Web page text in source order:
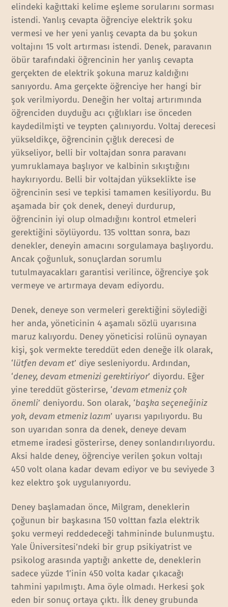
elindeki kağıttaki kelime eşleme sorularını sorması
istendi. Yanlış cevapta öğrenciye elektrik şoku
vermesi ve her yeni yanlış cevapta da bu şokun
voltajını 15 volt artırması istendi. Denek, paravanın
öbür tarafındaki öğrencinin her yanlış cevapta
gerçekten de elektrik şokuna maruz kaldığını
sanıyordu. Ama gerçekte öğrenciye her hangi bir
şok verilmiyordu. Deneğin her voltaj artırımında
öğrenciden duyduğu acı çığlıkları ise önceden
kaydedilmişti ve teypten çalınıyordu. Voltaj derecesi
yükseldikçe, öğrencinin çığlık derecesi de
yükseliyor, belli bir voltajdan sonra paravanı
yumruklamaya başlıyor ve kalbinin sıkıştığını
haykırıyordu. Belli bir voltajdan yükseklikte ise
öğrencinin sesi ve tepkisi tamamen kesiliyordu. Bu
aşamada bir çok denek, deneyi durdurup,
öğrencinin iyi olup olmadığını kontrol etmeleri
gerektiğini söylüyordu. 135 volttan sonra, bazı
denekler, deneyin amacını sorgulamaya başlıyordu.
Ancak çoğunluk, sonuçlardan sorumlu
tutulmayacakları garantisi verilince, öğrenciye şok
vermeye ve artırmaya devam ediyordu.
Denek, deneye son vermeleri gerektiğini söylediği
her anda, yöneticinin 4 aşamalı sözlü uyarısına
maruz kalıyordu. Deney yöneticisi rolünü oynayan
kişi, şok vermekte tereddüt eden deneğe ilk olarak,
‘lütfen devam et’ diye sesleniyordu. Ardından,
‘deney, devam etmenizi gerektiriyor’ diyordu. Eğer
yine tereddüt gösterirse, ‘devam etmeniz çok
önemli’ deniyordu. Son olarak, ‘başka seçeneğiniz
yok, devam etmeniz lazım’ uyarısı yapılıyordu. Bu
son uyarıdan sonra da denek, deneye devam
etmeme iradesi gösterirse, deney sonlandırılıyordu.
Aksi halde deney, öğrenciye verilen şokun voltajı
450 volt olana kadar devam ediyor ve bu seviyede 3
kez elektro şok uygulanıyordu.
Deney başlamadan önce, Milgram, deneklerin
çoğunun bir başkasına 150 volttan fazla elektrik
şoku vermeyi reddedeceği tahmininde bulunmuştu.
Yale Üniversitesi’ndeki bir grup psikiyatrist ve
psikolog arasında yaptığı ankette de, deneklerin
sadece yüzde 1’inin 450 volta kadar çıkacağı
tahmini yapılmıştı. Ama öyle olmadı. Herkesi şok
eden bir sonuç ortaya çıktı. İlk deney grubunda